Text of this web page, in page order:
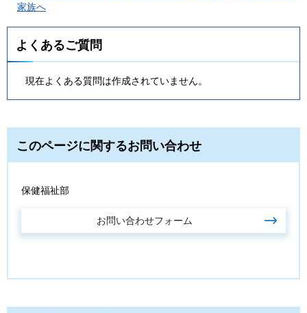
家族へ
よくあるご質問
現在よくある質問は作成されていません。
このページに関するお問い合わせ
保健福祉部